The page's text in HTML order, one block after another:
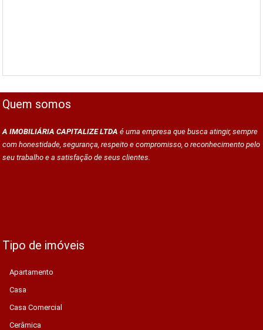
Quem somos
A IMOBILIÁRIA CAPITALIZE LTDA é uma empresa que busca atingir, sempre
com honestidade, segurança, respeito e compromisso, o reconhecimento pelo
seu trabalho e a satisfação de seus clientes.
Tipo de imóveis
Apartamento
Casa
Casa Comercial
Cerâmica